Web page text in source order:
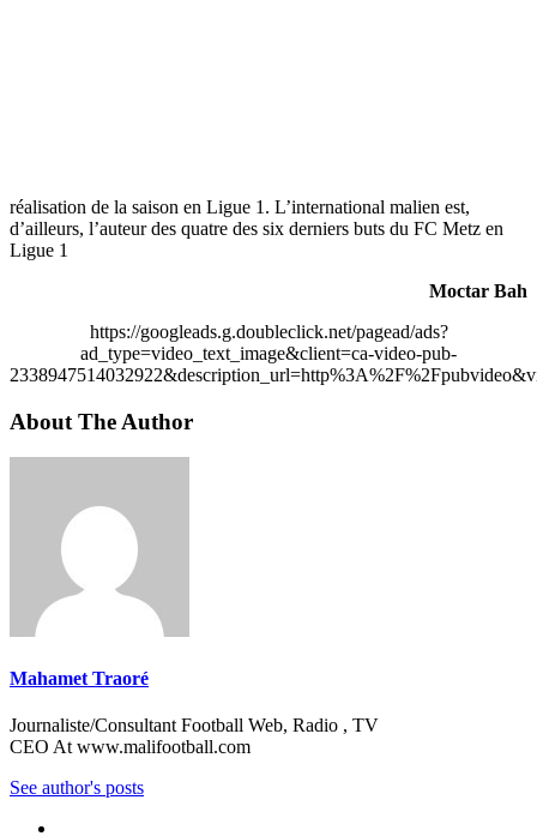
réalisation de la saison en Ligue 1. L’international malien est,
d’ailleurs, l’auteur des quatre des six derniers buts du FC Metz en
Ligue 1
Moctar Bah
https://googleads.g.doubleclick.net/pagead/ads?
ad_type=video_text_image&client=ca-video-pub-
About The Author
Mahamet Traoré
Journaliste/Consultant Football Web, Radio , TV
CEO At www.malifootball.com
See author's posts